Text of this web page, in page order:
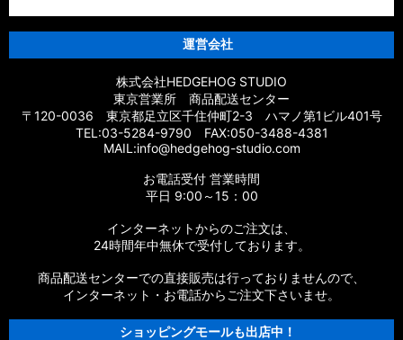
運営会社
株式会社HEDGEHOG STUDIO
東京営業所 商品配送センター
〒120-0036 東京都足立区千住仲町2-3 ハマノ第1ビル401号
TEL:03-5284-9790 FAX:050-3488-4381
MAIL:info@hedgehog-studio.com
お電話受付 営業時間
平日 9:00～15：00
インターネットからのご注文は、
24時間年中無休で受付しております。
商品配送センターでの直接販売は行っておりませんので、
インターネット・お電話からご注文下さいませ。
ショッピングモールも出店中！